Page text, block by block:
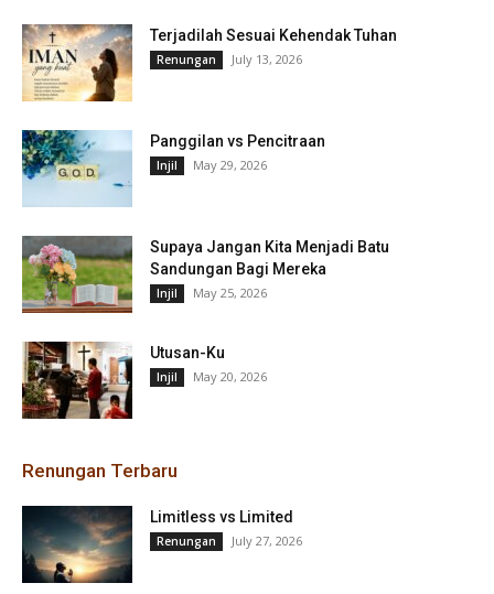
Terjadilah Sesuai Kehendak Tuhan
Renungan July 13, 2026
Panggilan vs Pencitraan
Injil May 29, 2026
Supaya Jangan Kita Menjadi Batu
Sandungan Bagi Mereka
Injil May 25, 2026
Utusan-Ku
Injil May 20, 2026
Renungan Terbaru
Limitless vs Limited
Renungan July 27, 2026